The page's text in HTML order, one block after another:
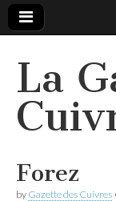
La
Forez
by Gazette des Cuivres